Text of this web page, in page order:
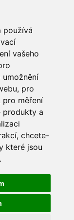
používá
vašeho
umožnění
, pro
pro měření
produkty a
, chcete-
které jsou
Chalupu:
užití a
bez písemného
svým přihlášením
tím, že v případě, že
na webu
fotografie z